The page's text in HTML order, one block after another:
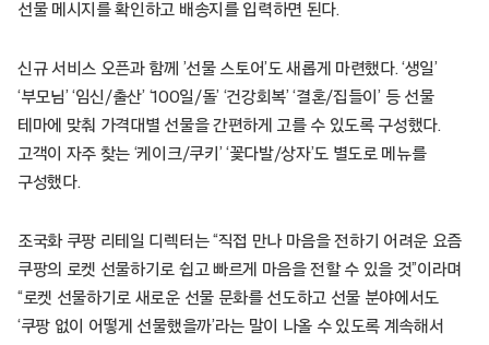
선물 메시지를 확인하고 배송지를 입력하면 된다.
신규 서비스 오픈과 함께 ’선물 스토어’도 새롭게 마련했다. ‘생일’
‘부모님’ ‘임신/출산’ ‘100일/돌’ ‘건강회복’ ‘결혼/집들이’ 등 선물
테마에 맞춰 가격대별 선물을 간편하게 고를 수 있도록 구성했다.
고객이 자주 찾는 ‘케이크/쿠키’ ‘꽃다발/상자’도 별도로 메뉴를
구성했다.
조국화 쿠팡 리테일 디렉터는 “직접 만나 마음을 전하기 어려운 요즘
쿠팡의 로켓 선물하기로 쉽고 빠르게 마음을 전할 수 있을 것”이라며
“로켓 선물하기로 새로운 선물 문화를 선도하고 선물 분야에서도
‘쿠팡 없이 어떻게 선물했을까’라는 말이 나올 수 있도록 계속해서